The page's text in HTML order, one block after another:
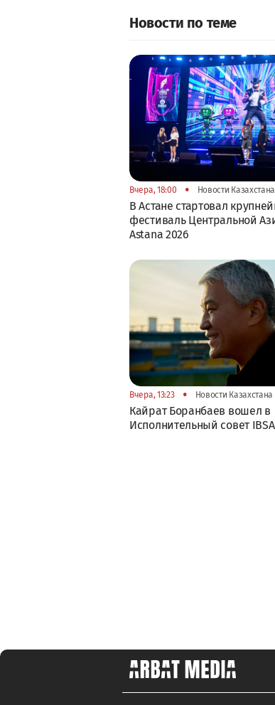
Новости по теме
Вчера, 18:00 • Новости Казахстана
В Астане стартовал
фестиваль Центральной
Astana 2026
Вчера, 13:23 • Новости Казахстана
Кайрат Боранбаев вошел в
Исполнительный совет IBSA